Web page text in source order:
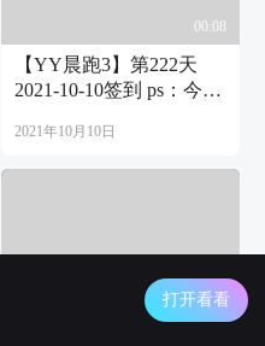
00:08
【YY晨跑3】第222天
2021-10-10签到 ps：今天
2021年10月10日
00:08
【YY晨跑3】第220天
打开看看